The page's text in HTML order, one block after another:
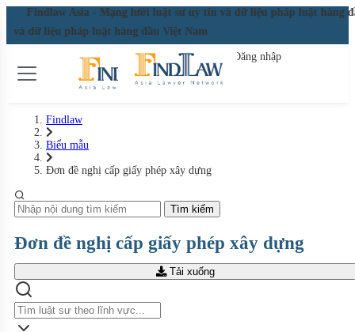
Findlaw Asia - Mạng lưới luật sư uy tín và dữ liệu pháp luật hàng
Findlaw Asia - Mạng lưới luật sư uy tín và dữ liệu pháp luật hàng
Đăng nhập
Findlaw
Biểu mẫu
Đơn đề nghị cấp giấy phép xây dựng
Tìm kiếm
Đơn đề nghị cấp giấy phép xây dựng
Tải xuống